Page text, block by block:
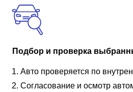
Подбор и проверка
Авто проверяется по
Согласование и осмотр